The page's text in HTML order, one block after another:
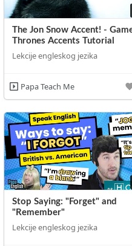
The Jon Snow Accent! -
Thrones Accents Tutorial
Lekcije engleskog jezika
Papa Teach Me
Stop Saying: "Forget" and
"Remember"
Lekcije engleskog jezika